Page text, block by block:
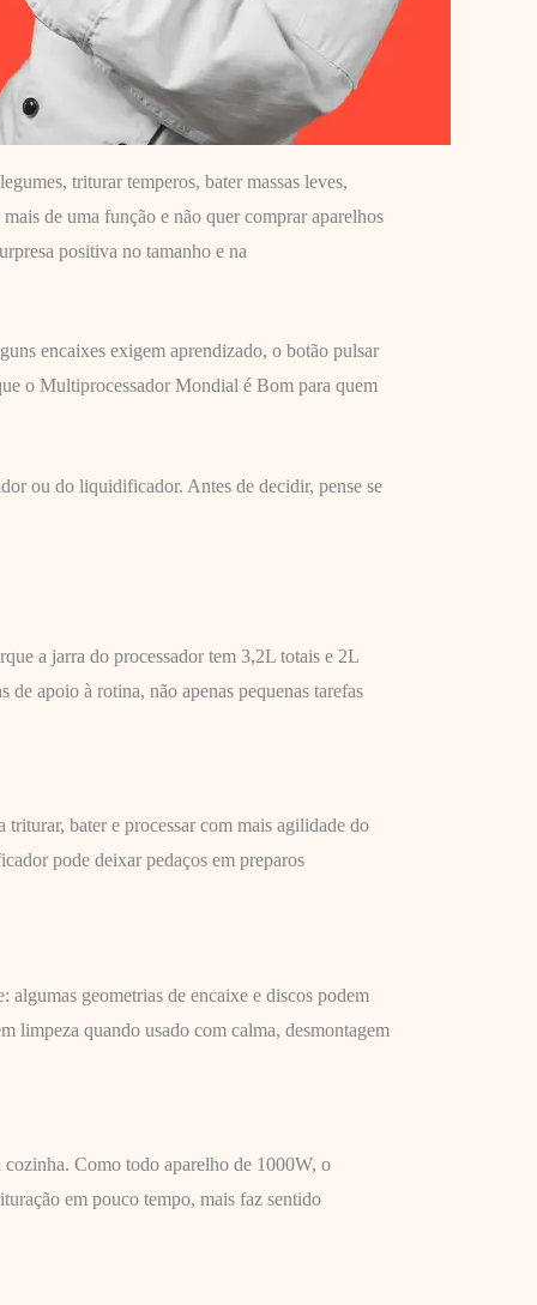
triturar temperos, bater massas leves,
de uma função e não quer comprar aparelhos
positiva no tamanho e na
encaixes exigem aprendizado, o botão pulsar
o Multiprocessador Mondial é Bom para quem
ou do liquidificador. Antes de decidir, pense se
a jarra do processador tem 3,2L totais e 2L
apoio à rotina, não apenas pequenas tarefas
bater e processar com mais agilidade do
pode deixar pedaços em preparos
geometrias de encaixe e discos podem
limpeza quando usado com calma, desmontagem
Como todo aparelho de 1000W, o
em pouco tempo, mais faz sentido